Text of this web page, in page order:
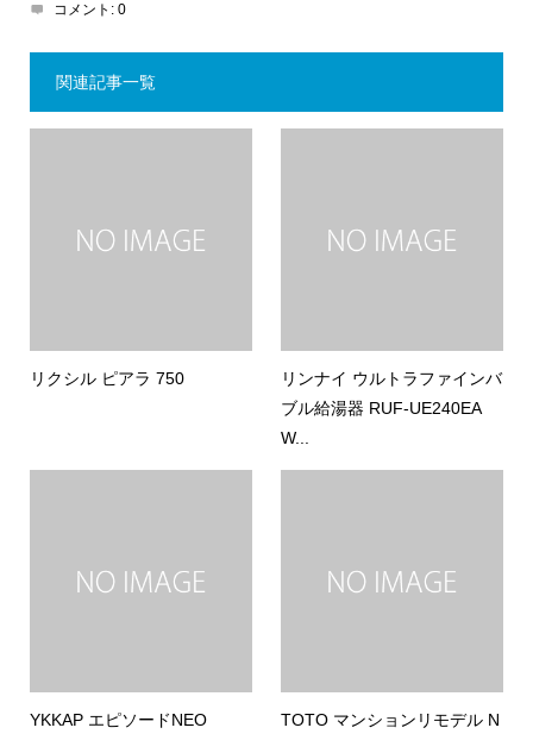
コメント: 0
関連記事一覧
リクシル ピアラ 750
リンナイ ウルトラファインバ
ブル給湯器 RUF-UE240EA
W...
YKKAP エピソードNEO
TOTO マンションリモデル N